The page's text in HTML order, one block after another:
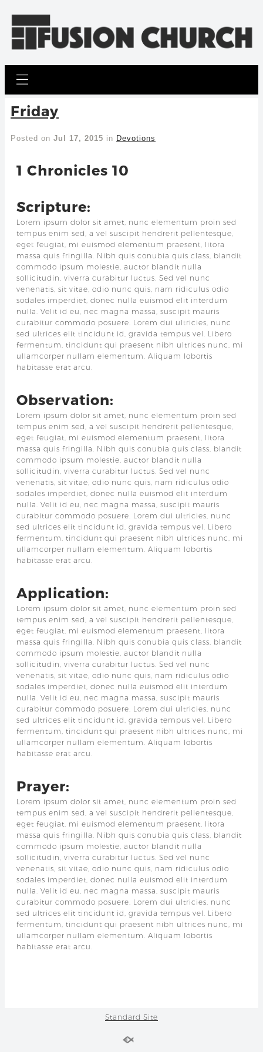
Friday
Posted on Jul 17, 2015 in Devotions
1 Chronicles 10
Scripture:
Lorem ipsum dolor sit amet, nunc elementum proin sed
tempus enim sed, a vel suscipit hendrerit pellentesque,
eget feugiat, mi euismod elementum praesent, litora
massa quis fringilla. Nibh quis conubia quis class, blandit
commodo ipsum molestie, auctor blandit nulla
sollicitudin, viverra curabitur luctus. Sed vel nunc
venenatis, sit vitae, odio nunc quis, nam ridiculus odio
sodales imperdiet, donec nulla euismod elit interdum
nulla. Velit id eu, nec magna massa, suscipit mauris
curabitur commodo posuere. Lorem dui ultricies, nunc
sed ultrices elit tincidunt id, gravida tempus vel. Libero
fermentum, tincidunt qui praesent nibh ultrices nunc, mi
ullamcorper nullam elementum. Aliquam lobortis
habitasse erat arcu.
Observation:
Lorem ipsum dolor sit amet, nunc elementum proin sed
tempus enim sed, a vel suscipit hendrerit pellentesque,
eget feugiat, mi euismod elementum praesent, litora
massa quis fringilla. Nibh quis conubia quis class, blandit
commodo ipsum molestie, auctor blandit nulla
sollicitudin, viverra curabitur luctus. Sed vel nunc
venenatis, sit vitae, odio nunc quis, nam ridiculus odio
sodales imperdiet, donec nulla euismod elit interdum
nulla. Velit id eu, nec magna massa, suscipit mauris
curabitur commodo posuere. Lorem dui ultricies, nunc
sed ultrices elit tincidunt id, gravida tempus vel. Libero
fermentum, tincidunt qui praesent nibh ultrices nunc, mi
ullamcorper nullam elementum. Aliquam lobortis
habitasse erat arcu.
Application:
Lorem ipsum dolor sit amet, nunc elementum proin sed
tempus enim sed, a vel suscipit hendrerit pellentesque,
eget feugiat, mi euismod elementum praesent, litora
massa quis fringilla. Nibh quis conubia quis class, blandit
commodo ipsum molestie, auctor blandit nulla
sollicitudin, viverra curabitur luctus. Sed vel nunc
venenatis, sit vitae, odio nunc quis, nam ridiculus odio
sodales imperdiet, donec nulla euismod elit interdum
nulla. Velit id eu, nec magna massa, suscipit mauris
curabitur commodo posuere. Lorem dui ultricies, nunc
sed ultrices elit tincidunt id, gravida tempus vel. Libero
fermentum, tincidunt qui praesent nibh ultrices nunc, mi
ullamcorper nullam elementum. Aliquam lobortis
habitasse erat arcu.
Prayer:
Lorem ipsum dolor sit amet, nunc elementum proin sed
tempus enim sed, a vel suscipit hendrerit pellentesque,
eget feugiat, mi euismod elementum praesent, litora
massa quis fringilla. Nibh quis conubia quis class, blandit
commodo ipsum molestie, auctor blandit nulla
sollicitudin, viverra curabitur luctus. Sed vel nunc
venenatis, sit vitae, odio nunc quis, nam ridiculus odio
sodales imperdiet, donec nulla euismod elit interdum
nulla. Velit id eu, nec magna massa, suscipit mauris
curabitur commodo posuere. Lorem dui ultricies, nunc
sed ultrices elit tincidunt id, gravida tempus vel. Libero
fermentum, tincidunt qui praesent nibh ultrices nunc, mi
ullamcorper nullam elementum. Aliquam lobortis
habitasse erat arcu.
Standard Site